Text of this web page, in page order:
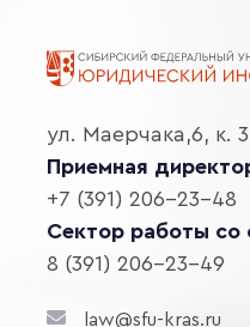
ул. Маерчака,6, к.
Приемная
+7 (391) 206-23-48
Сектор работы со
8 (391) 206-23-49
law@sfu-kras.ru